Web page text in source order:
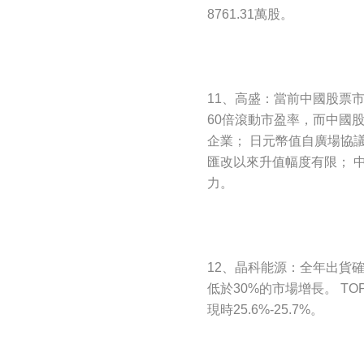
8761.31萬股。
11、高盛：當前中國股票
60倍滾動市盈率，而中國
企業； 日元幣值自廣場協
匯改以來升值幅度有限；
力。
12、晶科能源：全年出貨
低於30%的市場增長。
現時25.6%-25.7%。